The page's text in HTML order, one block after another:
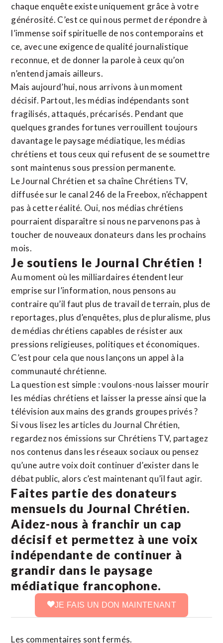
chaque enquête existe uniquement grâce à votre
générosité. C’est ce qui nous permet de répondre à
l’immense soif spirituelle de nos contemporains et
ce, avec une exigence de qualité journalistique
reconnue, et de donner la parole à ceux qu’on
n’entend jamais ailleurs.
Mais aujourd’hui, nous arrivons à un moment
décisif. Partout, les médias indépendants sont
fragilisés, attaqués, précarisés. Pendant que
quelques grandes fortunes verrouillent toujours
davantage le paysage médiatique, les médias
chrétiens et tous ceux qui refusent de se soumettre
sont maintenus sous pression permanente.
Le Journal Chrétien et sa chaîne Chrétiens TV,
diffusée sur le canal 246 de la Freebox, n’échappent
pas à cette réalité. Oui, nos médias chrétiens
pourraient disparaître si nous ne parvenons pas à
toucher de nouveaux donateurs dans les prochains
mois.
Je soutiens le Journal Chrétien !
Au moment où les milliardaires étendent leur
emprise sur l’information, nous pensons au
contraire qu’il faut plus de travail de terrain, plus de
reportages, plus d’enquêtes, plus de pluralisme, plus
de médias chrétiens capables de résister aux
pressions religieuses, politiques et économiques.
C’est pour cela que nous lançons un appel à la
communauté chrétienne.
La question est simple : voulons-nous laisser mourir
les médias chrétiens et laisser la presse ainsi que la
télévision aux mains des grands groupes privés ?
Si vous lisez les articles du Journal Chrétien,
regardez nos émissions sur Chrétiens TV, partagez
nos contenus dans les réseaux sociaux ou pensez
qu’une autre voix doit continuer d’exister dans le
débat public, alors c’est maintenant qu’il faut agir.
Faites partie des donateurs
mensuels du Journal Chrétien.
Aidez-nous à franchir un cap
décisif et permettez à une voix
indépendante de continuer à
grandir dans le paysage
médiatique francophone.
JE FAIS UN DON MAINTENANT
Les commentaires sont fermés.